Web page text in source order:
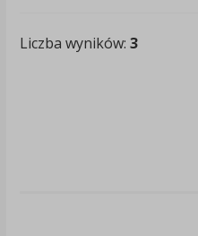
Liczba wyników: 3